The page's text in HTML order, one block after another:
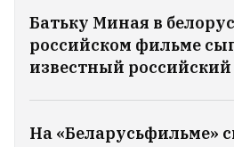
Батьку Миная в
российском фильме
известный российский
На «Беларусьфильме»
Российским ударом под